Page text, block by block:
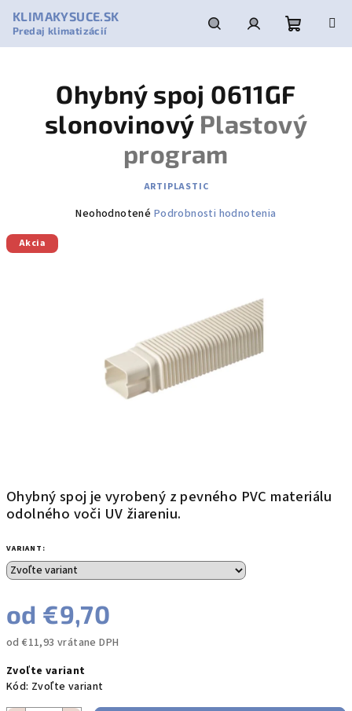
obsah
KLIMAKYSUCE.SK
Predaj klimatizácií
HľadaťPrihlásenie
košík
Ohybný spoj je vyrobený z pevného PVC materiálu
odolného voči UV žiareniu.
VARIANT:
od €9,70
od€11,93 vrátane DPH
cena:
Zvoľte variant
Kód: Zvoľte variant
Ohybný spoj 0611GF
slonovinový Plastový
program
ARTIPLASTIC
Priemerné
Neohodnotené Podrobnosti hodnotenia
Akcia